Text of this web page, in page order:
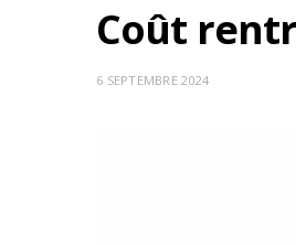
Coût
6 SEPTEMBRE 2024